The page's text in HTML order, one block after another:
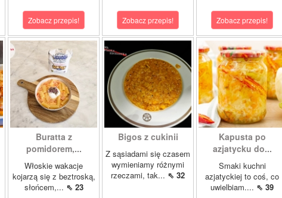
Zobacz przepis! Zobacz przepis! Zobacz przepis!
Buratta z
pomidorem,...
Włoskie wakacje
kojarzą się z beztroską,
słońcem,... ⇖ 23
Bigos z cukinii
Z sąsiadami się czasem
wymieniamy różnymi
rzeczami, tak... ⇖ 32
Kapusta po
azjatycku do...
Smaki kuchni
azjatyckiej to coś, co
uwielbiam.... ⇖ 39